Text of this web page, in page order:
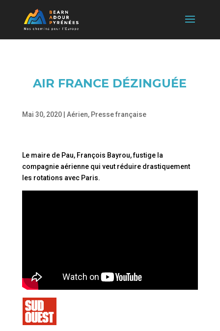
AIR FRANCE DÉZINGUÉE
Mai 30, 2020| Aérien, Presse française
Le maire de Pau, François Bayrou, fustige la
compagnie aérienne qui veut réduire drastiquement
les rotations avec Paris.